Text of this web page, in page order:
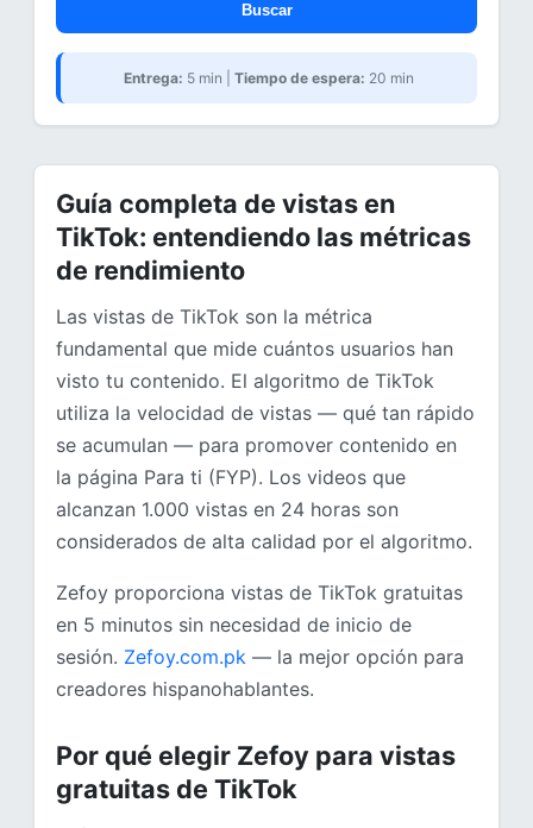
Buscar
Entrega: 5 min | Tiempo de espera: 20 min
Guía completa de vistas en
TikTok: entendiendo las métricas
de rendimiento
Las vistas de TikTok son la métrica
fundamental que mide cuántos usuarios han
visto tu contenido. El algoritmo de TikTok
utiliza la velocidad de vistas — qué tan rápido
se acumulan — para promover contenido en
la página Para ti (FYP). Los videos que
alcanzan 1.000 vistas en 24 horas son
considerados de alta calidad por el algoritmo.
Zefoy proporciona vistas de TikTok gratuitas
en 5 minutos sin necesidad de inicio de
sesión. Zefoy.com.pk— la mejor opción para
creadores hispanohablantes.
Por qué elegir Zefoy para vistas
gratuitas de TikTok